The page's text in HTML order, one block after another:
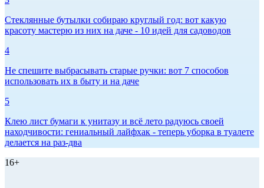
Стеклянные бутылки собираю круглый год: вот какую
красоту мастерю из них на даче - 10 идей для садоводов
4
Не спешите выбрасывать старые ручки: вот 7 способов
использовать их в быту и на даче
5
Клею лист бумаги к унитазу и всё лето радуюсь своей
находчивости: гениальный лайфхак - теперь уборка в туалете
делается на раз-два
16+